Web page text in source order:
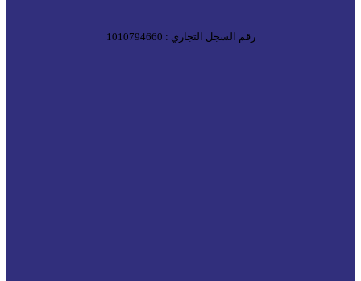
رقم السجل التجاري : 1010794660